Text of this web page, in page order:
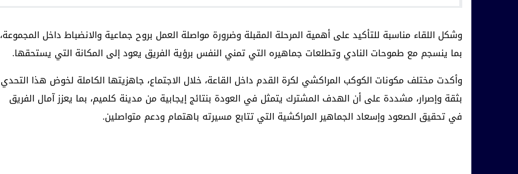
وشكل اللقاء مناسبة للتأكيد على أهمية المرحلة المقبلة وضرورة مواصلة العمل بروح جماعية والانضباط داخل المجموعة،
بما ينسجم مع طموحات النادي وتطلعات جماهيره التي تمني النفس برؤية الفريق يعود إلى المكانة التي يستحقها.
وأكدت مختلف مكونات الكوكب المراكشي لكرة القدم داخل القاعة، خلال الاجتماع، جاهزيتها الكاملة لخوض هذا التحدي
بثقة وإصرار، مشددة على أن الهدف المشترك يتمثل في العودة بنتائج إيجابية من مدينة كلميم، بما يعزز آمال الفريق
في تحقيق الصعود وإسعاد الجماهير المراكشية التي تتابع مسيرته باهتمام ودعم متواصلين.